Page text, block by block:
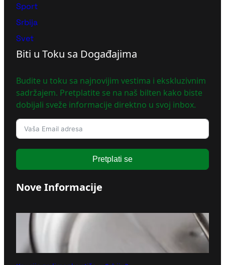
Sport
Srbija
Svet
Biti u Toku sa Događajima
Budite u toku sa najnovijim vestima i ekskluzivnim
sadržajem. Pretplatite se na naš bilten kako biste
dobijali sveže informacije direktno u svoj inbox.
Pretplati se
Nove Informacije